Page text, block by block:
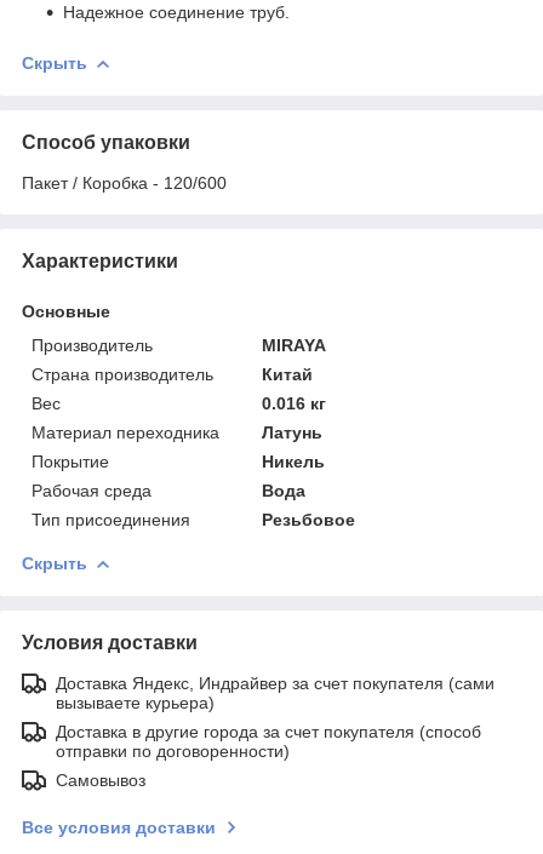
Надежное соединение труб.
Скрыть
Способ упаковки
Пакет / Коробка - 120/600
Характеристики
Основные
Производитель
MIRAYA
Страна производитель
Китай
Вес
0.016 кг
Материал переходника
Латунь
Покрытие
Никель
Рабочая среда
Вода
Тип присоединения
Резьбовое
Скрыть
Условия доставки
Доставка Яндекс, Индрайвер за счет покупателя (сами
вызываете курьера)
Доставка в другие города за счет покупателя (способ
отправки по договоренности)
Самовывоз
Все условия доставки